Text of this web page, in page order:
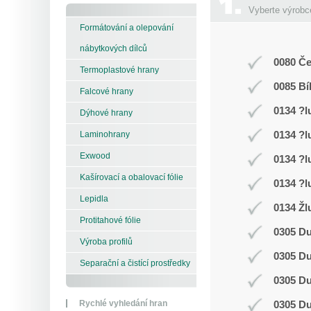
Formátování a olepování
nábytkových dílců
Termoplastové hrany
Falcové hrany
Dýhové hrany
Laminohrany
Exwood
Kašírovací a obalovací fólie
Lepidla
Protitahové fólie
Výroba profilů
Separační a čistící prostředky
Rychlé vyhledání hran
Vyberte
0080
0085
0134
0134
0134
0134
0134
0305
0305
0305
0305